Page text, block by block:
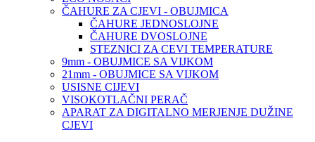
ČAHURE ZA CJEVI - OBUJMICA
ČAHURE JEDNOSLOJNE
ČAHURE DVOSLOJNE
STEZNICI ZA CEVI TEMPERATURE
9mm - OBUJMICE SA VIJKOM
21mm - OBUJMICE SA VIJKOM
USISNE CIJEVI
VISOKOTLAČNI PERAČ
APARAT ZA DIGITALNO MERJENJE DUŽINE
CJEVI